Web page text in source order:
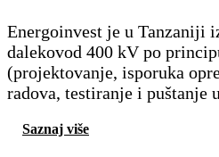
Energoinvest je u Tanzaniji
dalekovod 400 kV po
(projektovanje, isporuka
radova, testiranje i puštanje
Saznaj više